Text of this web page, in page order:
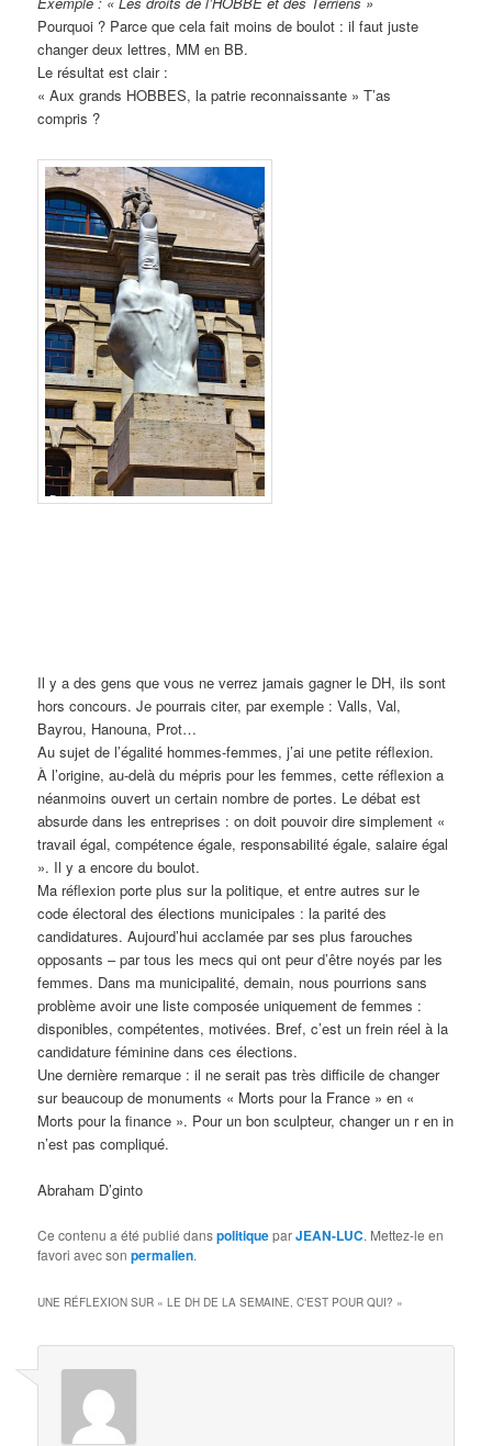
Pourquoi ? Parce que cela fait moins de boulot : il faut juste
changer deux lettres, MM en BB.
Le résultat est clair :
« Aux grands HOBBES, la patrie reconnaissante » T’as
compris ?
Il y a des gens que vous ne verrez jamais gagner le DH, ils sont
hors concours. Je pourrais citer, par exemple : Valls, Val,
Bayrou, Hanouna, Prot…
Au sujet de l’égalité hommes-femmes, j’ai une petite réflexion.
À l’origine, au-delà du mépris pour les femmes, cette réflexion a
néanmoins ouvert un certain nombre de portes. Le débat est
absurde dans les entreprises : on doit pouvoir dire simplement «
travail égal, compétence égale, responsabilité égale, salaire égal
». Il y a encore du boulot.
Ma réflexion porte plus sur la politique, et entre autres sur le
code électoral des élections municipales : la parité des
candidatures. Aujourd’hui acclamée par ses plus farouches
opposants – par tous les mecs qui ont peur d’être noyés par les
femmes. Dans ma municipalité, demain, nous pourrions sans
problème avoir une liste composée uniquement de femmes :
disponibles, compétentes, motivées. Bref, c’est un frein réel à la
candidature féminine dans ces élections.
Une dernière remarque : il ne serait pas très difficile de changer
sur beaucoup de monuments « Morts pour la France » en «
Morts pour la finance ». Pour un bon sculpteur, changer un r en in
n’est pas compliqué.
Abraham D’ginto
Ce contenu a été publié danspolitiqueparJEAN-LUC. Mettez-le en
favori avec sonpermalien.
UNE RÉFLEXION SUR «LE DH DE LA SEMAINE, C’EST POUR QUI? »